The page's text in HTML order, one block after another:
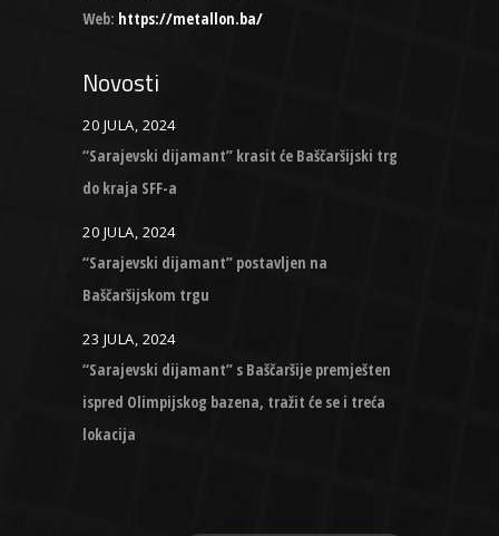
Web: https://metallon.ba/
Novosti
20 JULA, 2024
“Sarajevski dijamant” krasit će Baščaršijski trg
do kraja SFF-a
20 JULA, 2024
“Sarajevski dijamant” postavljen na
Baščaršijskom trgu
23 JULA, 2024
“Sarajevski dijamant” s Baščaršije premješten
ispred Olimpijskog bazena, tražit će se i treća
lokacija